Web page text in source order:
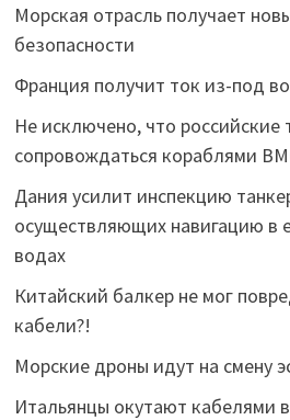
Морская отрасль получает
безопасности
Франция получит ток из-под
Не исключено, что российские
сопровождаться кораблями
Дания усилит инспекцию
осуществляющих навигацию в
водах
Китайский балкер не мог
кабели?!
Морские дроны идут на смену
Итальянцы окутают кабелями